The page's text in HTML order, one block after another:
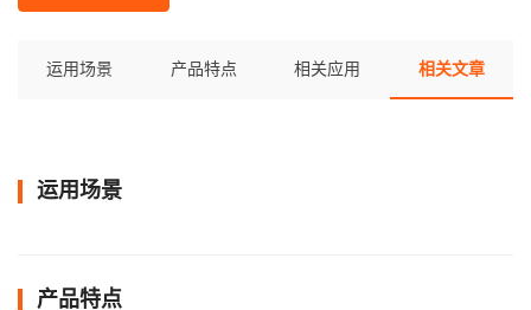
运用场景 产品特点 相关应用 相关文章
运用场景
产品特点